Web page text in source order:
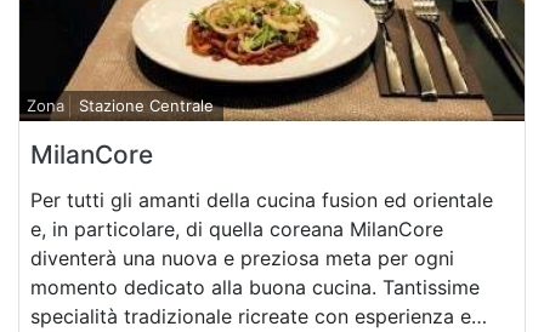
Zona Stazione Centrale
MilanCore
Per tutti gli amanti della cucina fusion ed orientale
e, in particolare, di quella coreana MilanCore
diventerà una nuova e preziosa meta per ogni
momento dedicato alla buona cucina. Tantissime
specialità tradizionale ricreate con esperienza e